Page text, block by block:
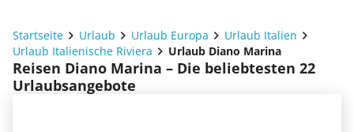
Startseite Urlaub Urlaub Europa
Urlaub Italien
Urlaub Italienische Riviera
Urlaub Diano Marina
Reisen Diano Marina – Die beliebtesten 22
Urlaubsangebote